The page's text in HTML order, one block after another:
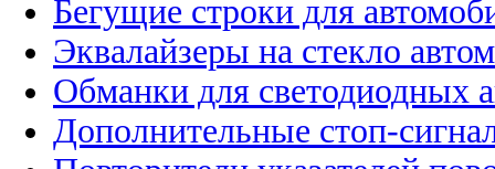
Бегущие строки для
Эквалайзеры на стекло
Обманки для светодиодных
Дополнительные стоп-